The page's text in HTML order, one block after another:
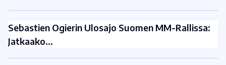
Sebastien Ogierin Ulosajo Suomen MM-Rallissa:
Jatkaako…